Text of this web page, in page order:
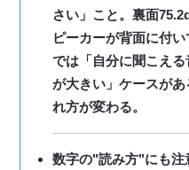
さい」こと。裏面
ピーカーが背面に付
では「自分に聞こえ
が大きい」ケースが
れ方が変わる。
数字の"読み方"にも注